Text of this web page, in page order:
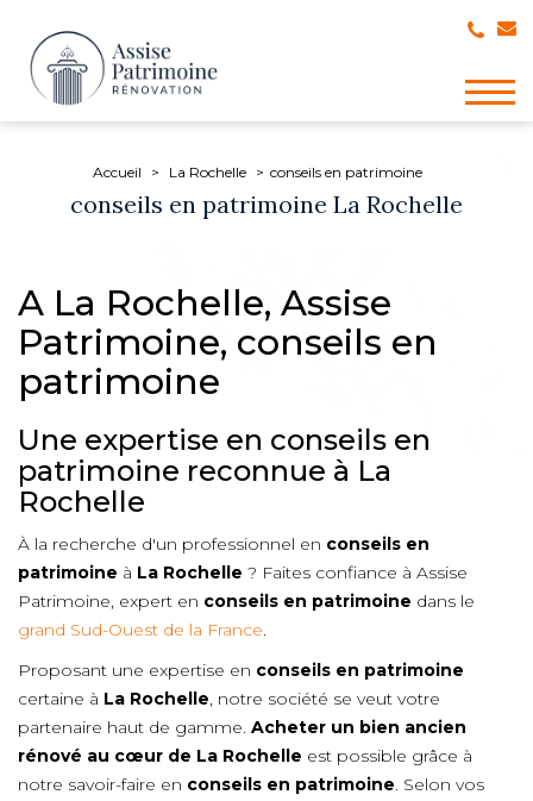
Accueil La Rochelle conseils en patrimoine
conseils en patrimoine La Rochelle
A La Rochelle, Assise
Patrimoine, conseils en
patrimoine
Une expertise en conseils en
patrimoine reconnue à La
Rochelle
À la recherche d'un professionnel en conseils en
patrimoine à La Rochelle ? Faites confiance à Assise
Patrimoine, expert en conseils en patrimoine dans le
grand Sud-Ouest de la France.
Proposant une expertise en conseils en patrimoine
certaine à La Rochelle, notre société se veut votre
partenaire haut de gamme. Acheter un bien ancien
rénové au cœur de La Rochelle est possible grâce à
notre savoir-faire en conseils en patrimoine. Selon vos